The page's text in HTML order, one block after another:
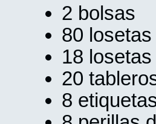
2 bolsas
80
18
20
8